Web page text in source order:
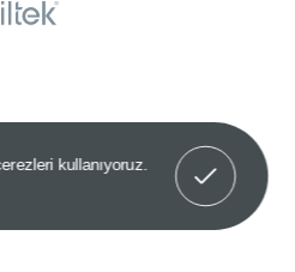
kullanıyoruz.
Anladım!